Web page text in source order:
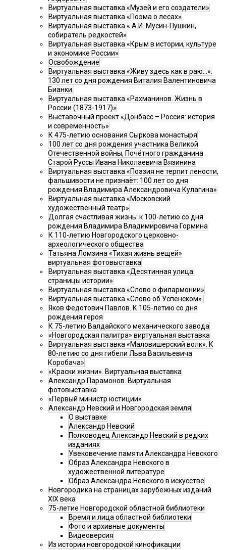
Виртуальная выставка «Музей и его создатели»
Виртуальная выставка «Поэма о лесах»
Виртуальная выставка « А.И. Мусин-Пушкин,
собиратель редкостей»
Виртуальная выставка «Крым в истории, культуре
и экономике России»
Освобождение
Виртуальная выставка «Живу здесь как в раю…»:
130 лет со дня рождения Виталия Валентиновича
Бианки.
Виртуальная выставка «Рахманинов. Жизнь в
России (1873-1917)»
Выставочный проект «Донбасс – Россия: история
и современность»
К 475-летию основания Сыркова монастыря
100 лет со дня рождения участника Великой
Отечественной войны, Почётного гражданина
Старой Руссы Ивана Николаевича Вязинина
Виртуальная выставка «Поэзия не терпит лености,
фальшивости не признаёт: 100 лет со дня
рождения Владимира Александровича Кулагина»
Виртуальная выставка «Московский
художественный театр»
Долгая счастливая жизнь: к 100-летию со дня
рождения Владимира Владимировича Гормина
К 110-летию Новгородского церковно-
археологического общества
Татьяна Ломзина «Тихая жизнь вещей»
виртуальная фотовыставка
Виртуальная выставка «Десятинная улица:
страницы истории»
Виртуальная выставка «Слово о филармонии»
Виртуальная выставка «Слово об Успенском».
Яков Федотович Павлов. К 105-летию со дня
рождения героя
К 75-летию Валдайского механического завода
«Новгородская палитра» виртуальная выставка
Виртуальная выставка «Маловишерский волк». К
80-летию со дня гибели Льва Васильевича
Коробача»
«Краски жизни». Виртуальная выставка
Александр Парамонов. Виртуальная
фотовыставка
«Первый министр юстиции»
Александр Невский и Новгородская земля
О выставке
Александр Невский
Полководец Александр Невский в редких
изданиях
Увековечение памяти Александра Невского
Образ Александра Невского в
художественной литературе
Образ Александра Невского в искусстве
Новгородика на страницах зарубежных изданий
XIX века
75-летие Новгородской областной библиотеки
Время и лица областной библиотеки
Фото и архивные документы
Видеоверсия
Из истории новгородской кинофикации